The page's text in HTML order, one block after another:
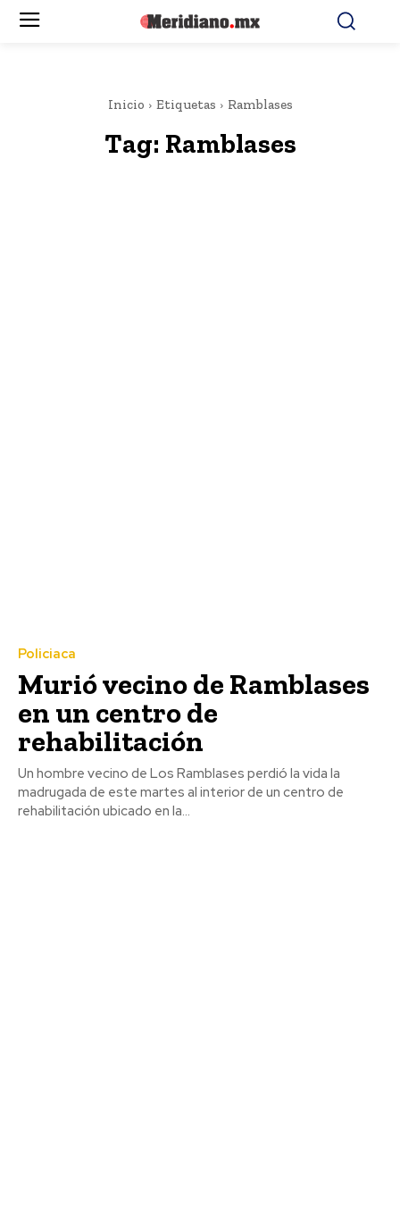
Inicio Etiquetas Ramblases
Tag: Ramblases
Policiaca
Murió vecino de Ramblases
en un centro de
rehabilitación
Un hombre vecino de Los Ramblases perdió la vida la
madrugada de este martes al interior de un centro de
rehabilitación ubicado en la...